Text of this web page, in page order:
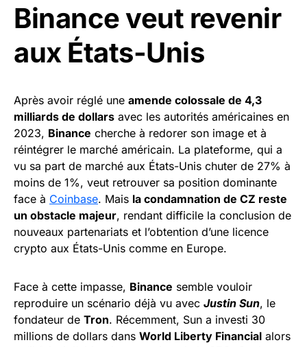
Binance veut revenir
aux États-Unis
Après avoir réglé une amende colossale de 4,3
milliards de dollars avec les autorités américaines en
2023, Binance cherche à redorer son image et à
réintégrer le marché américain. La plateforme, qui a
vu sa part de marché aux États-Unis chuter de 27% à
moins de 1%, veut retrouver sa position dominante
face à Coinbase. Mais la condamnation de CZ reste
un obstacle majeur, rendant difficile la conclusion de
nouveaux partenariats et l’obtention d’une licence
crypto aux États-Unis comme en Europe.
Face à cette impasse, Binance semble vouloir
reproduire un scénario déjà vu avec Justin Sun, le
fondateur de Tron. Récemment, Sun a investi 30
millions de dollars dans World Liberty Financial alors